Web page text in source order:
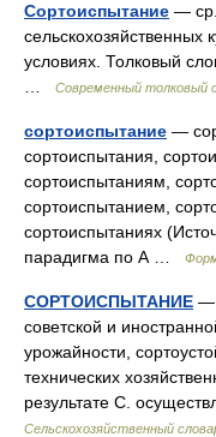
Сортоиспытание — ср.
сельскохозяйственных
условиях. Толковый
Современный толковый
сортоиспытание —
сортоиспытания,
сортоиспытаниям,
сортоиспытанием,
сортоиспытаниях
парадигма по А …
СОРТОИСПЫТАНИЕ —
советской и
урожайности,
технических
результате С.
Сельскохозяйственный